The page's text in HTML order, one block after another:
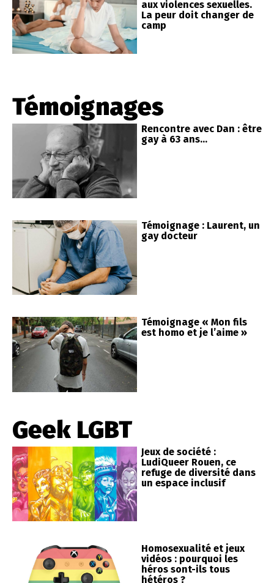
aux violences sexuelles.
La peur doit changer de
camp
Témoignages
Rencontre avec Dan : être
gay à 63 ans…
Témoignage : Laurent, un
gay docteur
Témoignage « Mon fils
est homo et je l’aime »
Geek LGBT
Jeux de société :
LudiQueer Rouen, ce
refuge de diversité dans
un espace inclusif
Homosexualité et jeux
vidéos : pourquoi les
héros sont-ils tous
hétéros ?